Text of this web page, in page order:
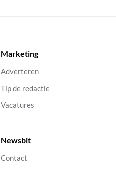
Marketing
Adverteren
Tip de redactie
Vacatures
Newsbit
Contact